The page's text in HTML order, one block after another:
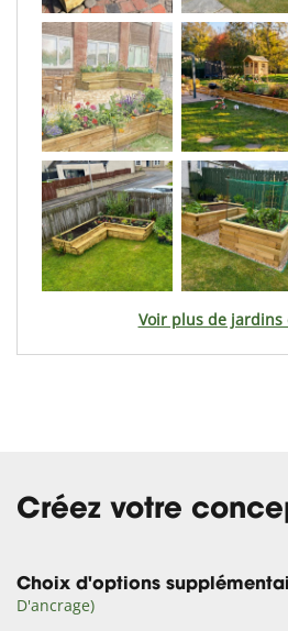
Voir plus de
Créez votre
Choix d'options
D'ancrage)